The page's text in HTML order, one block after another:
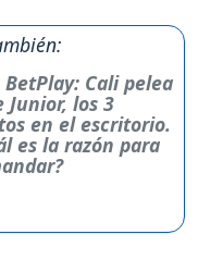
BetPlay: Cali pelea
Junior, los 3
en el escritorio.
es la razón para